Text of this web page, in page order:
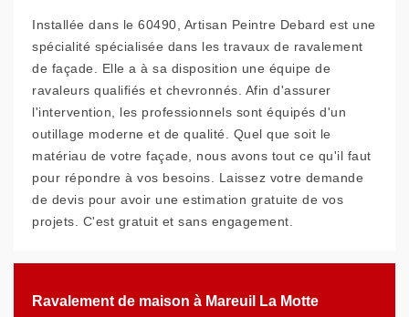
Installée dans le 60490, Artisan Peintre Debard est une
spécialité spécialisée dans les travaux de ravalement
de façade. Elle a à sa disposition une équipe de
ravaleurs qualifiés et chevronnés. Afin d'assurer
l'intervention, les professionnels sont équipés d'un
outillage moderne et de qualité. Quel que soit le
matériau de votre façade, nous avons tout ce qu'il faut
pour répondre à vos besoins. Laissez votre demande
de devis pour avoir une estimation gratuite de vos
projets. C'est gratuit et sans engagement.
Ravalement de maison à Mareuil La Motte